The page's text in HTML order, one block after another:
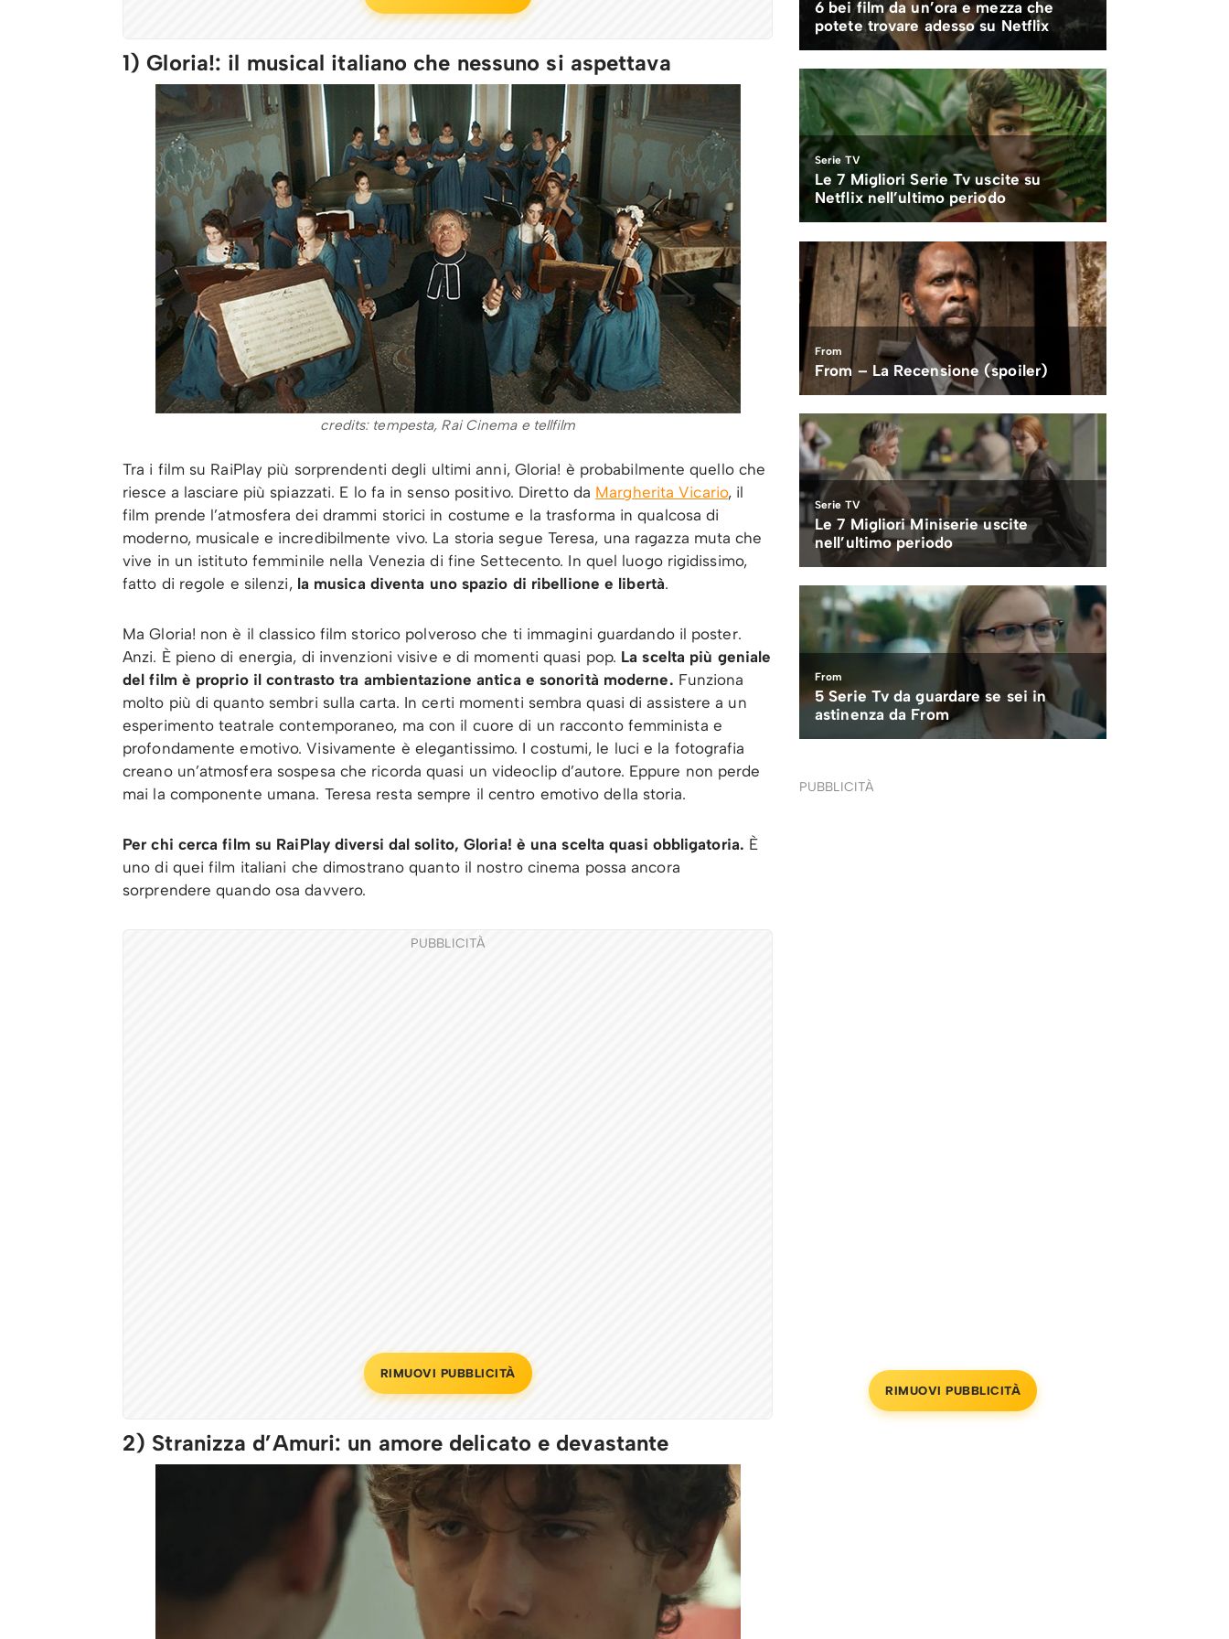
1) Gloria!: il musical italiano che nessuno si aspettava
credits: tempesta, Rai Cinema e tellfilm
Tra i film su RaiPlay più sorprendenti degli ultimi anni, Gloria! è probabilmente quello che
riesce a lasciare più spiazzati. E lo fa in senso positivo. Diretto da Margherita Vicario, il
film prende l’atmosfera dei drammi storici in costume e la trasforma in qualcosa di
moderno, musicale e incredibilmente vivo. La storia segue Teresa, una ragazza muta che
vive in un istituto femminile nella Venezia di fine Settecento. In quel luogo rigidissimo,
fatto di regole e silenzi, la musica diventa uno spazio di ribellione e libertà.
Ma Gloria! non è il classico film storico polveroso che ti immagini guardando il poster.
Anzi. È pieno di energia, di invenzioni visive e di momenti quasi pop. La scelta più geniale
del film è proprio il contrasto tra ambientazione antica e sonorità moderne. Funziona
molto più di quanto sembri sulla carta. In certi momenti sembra quasi di assistere a un
esperimento teatrale contemporaneo, ma con il cuore di un racconto femminista e
profondamente emotivo. Visivamente è elegantissimo. I costumi, le luci e la fotografia
creano un’atmosfera sospesa che ricorda quasi un videoclip d’autore. Eppure non perde
mai la componente umana. Teresa resta sempre il centro emotivo della storia.
Per chi cerca film su RaiPlay diversi dal solito, Gloria! è una scelta quasi obbligatoria. È
uno di quei film italiani che dimostrano quanto il nostro cinema possa ancora
sorprendere quando osa davvero.
PUBBLICITÀ
RIMUOVI PUBBLICITÀ
2) Stranizza d’Amuri: un amore delicato e devastante
PUBBLICITÀ
RIMUOVI PUBBLICITÀ